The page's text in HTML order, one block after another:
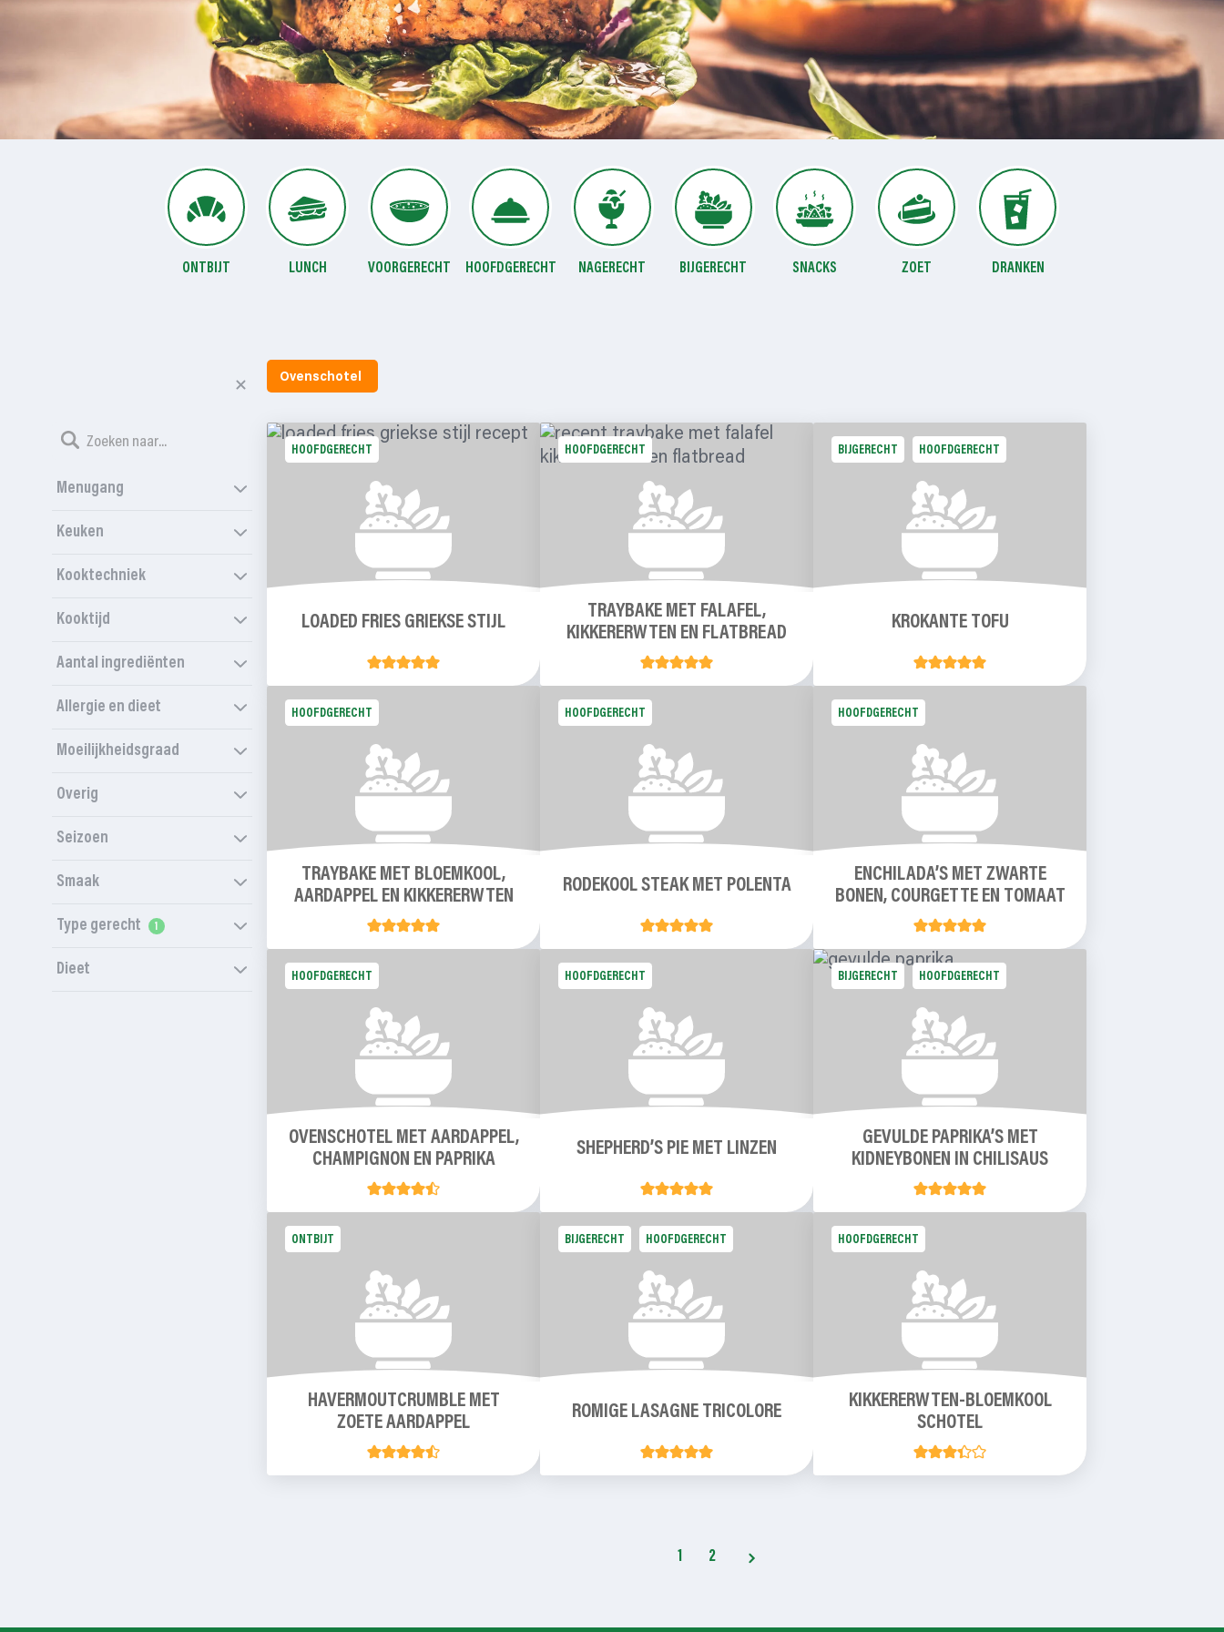
ONTBIJT LUNCH VOORGERECHT HOOFDGERECHT NAGERECHT BIJGERECHT SNACKS ZOET DRANKEN
Menugang
Keuken
Kooktechniek
Kooktijd
Aantal ingrediënten
Allergie en dieet
Moeilijkheidsgraad
Overig
Seizoen
Smaak
Type gerecht
Dieet
Ovenschotel
HOOFDGERECHT
LOADED FRIES GRIEKSE STIJL
HOOFDGERECHT
TRAYBAKE MET FALAFEL,
KIKKERERWTEN EN FLATBREAD
BIJGERECHT HOOFDGERECHT
KROKANTE TOFU
HOOFDGERECHT
TRAYBAKE MET BLOEMKOOL,
AARDAPPEL EN KIKKERERWTEN
HOOFDGERECHT
RODEKOOL STEAK MET POLENTA
HOOFDGERECHT
ENCHILADA’S MET ZWARTE
BONEN, COURGETTE EN TOMAAT
HOOFDGERECHT
OVENSCHOTEL MET AARDAPPEL,
CHAMPIGNON EN PAPRIKA
HOOFDGERECHT
SHEPHERD’S PIE MET LINZEN
BIJGERECHT HOOFDGERECHT
GEVULDE PAPRIKA’S MET
KIDNEYBONEN IN CHILISAUS
ONTBIJT
HAVERMOUTCRUMBLE MET
ZOETE AARDAPPEL
BIJGERECHT HOOFDGERECHT
ROMIGE LASAGNE TRICOLORE
HOOFDGERECHT
KIKKERERWTEN-BLOEMKOOL
SCHOTEL
1 2